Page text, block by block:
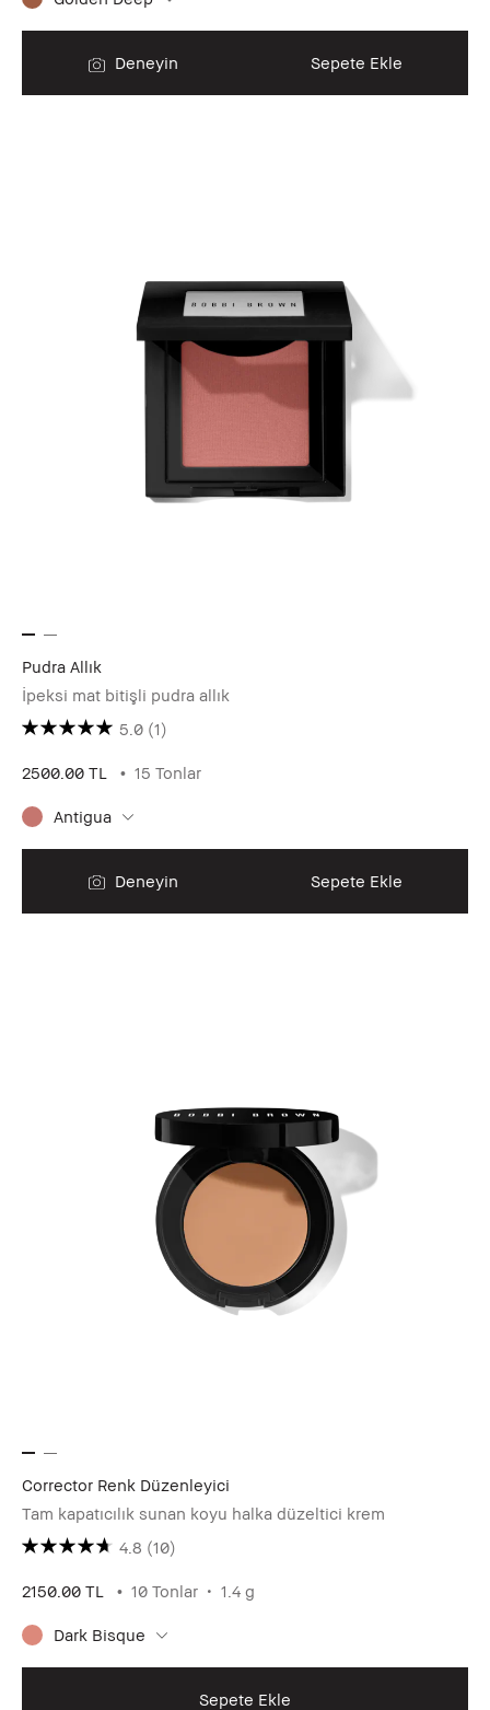
Deneyin Sepete Ekle
Pudra Allık
İpeksi mat bitişli pudra allık
5.0 (1)
2500.00 TL 15 Tonlar
Antigua
Deneyin Sepete Ekle
Corrector Renk Düzenleyici
Tam kapatıcılık sunan koyu halka düzeltici krem
4.8 (10)
2150.00 TL 10 Tonlar 1.4 g
Dark Bisque
Sepete Ekle